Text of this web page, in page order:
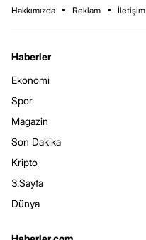
Hakkımızda Reklam İletişim
Haberler
Ekonomi
Spor
Magazin
Son Dakika
Kripto
3.Sayfa
Dünya